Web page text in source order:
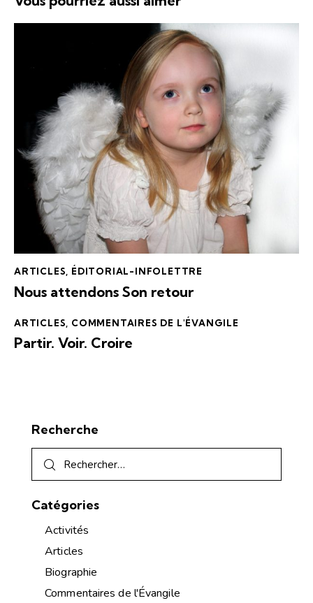
ARTICLES, ÉDITORIAL-INFOLETTRE
Nous attendons Son retour
ARTICLES COMMENTAIRES DE L'ÉVANGILE
Partir. Voir. Croire
Recherche
Catégories
Activités
Articles
Biographie
Commentaires de l'Évangile